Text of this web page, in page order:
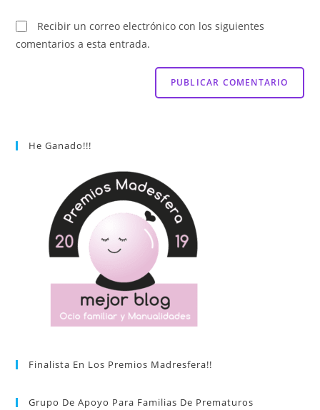
Recibir un correo electrónico con los siguientes
comentarios a esta entrada.
He Ganado!!!
Finalista En Los Premios Madresfera!!
Grupo De Apoyo Para Familias De Prematuros